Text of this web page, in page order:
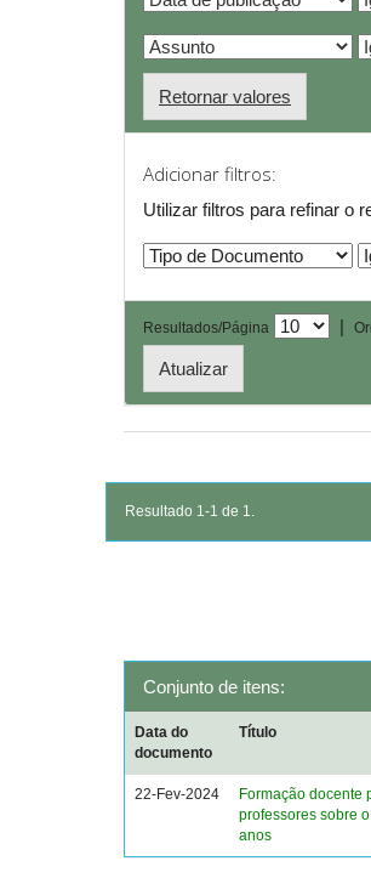
Retornar valores
Adicionar filtros:
Utilizar filtros para refinar o
Resultados/Página |
Resultado 1-1 de 1.
Conjunto de itens:
Data do
documento
Título
22-Fev-2024
Formação docente
professores sobre
anos